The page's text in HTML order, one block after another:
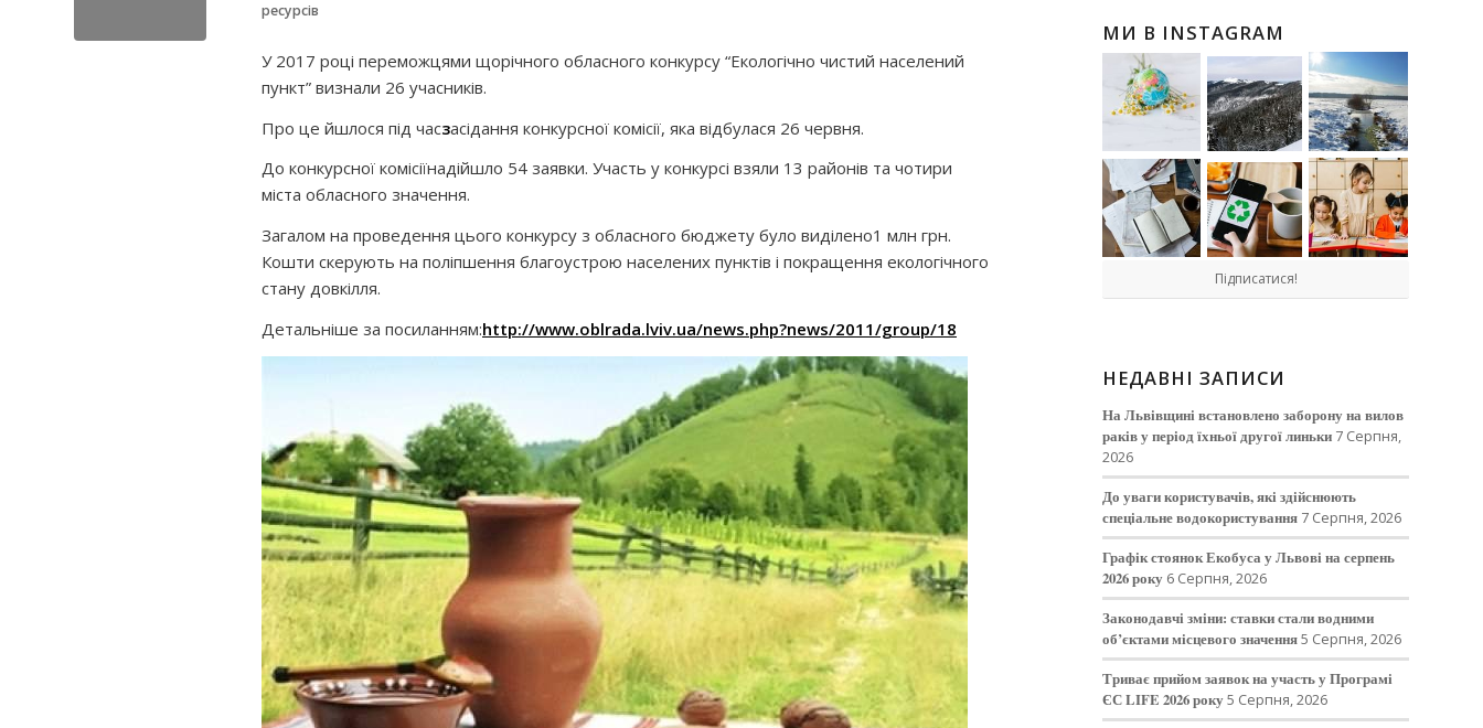
ресурсів
У 2017 році переможцями щорічного обласного конкурсу “Екологічно чистий населений
пункт” визнали 26 учасників.
Про це йшлося під часзасідання конкурсної комісії, яка відбулася 26 червня.
До конкурсної комісіїнадійшло 54 заявки. Участь у конкурсі взяли 13 районів та чотири
міста обласного значення.
Загалом на проведення цього конкурсу з обласного бюджету було виділено1 млн грн.
Кошти скерують на поліпшення благоустрою населених пунктів і покращення екологічного
стану довкілля.
Детальніше за посиланням:http://www.oblrada.lviv.ua/news.php?news/2011/group/18
МИ В INSTAGRAM
Підписатися!
НЕДАВНІ ЗАПИСИ
На Львівщині встановлено заборону на вилов
раків у період їхньої другої линьки 7 Серпня,
2026
До уваги користувачів, які здійснюють
спеціальне водокористування 7 Серпня, 2026
Графік стоянок Екобуса у Львові на серпень
2026 року 6 Серпня, 2026
Законодавчі зміни: ставки стали водними
об’єктами місцевого значення5 Серпня, 2026
Триває прийом заявок на участь у Програмі
ЄС LIFE 2026 року5 Серпня, 2026